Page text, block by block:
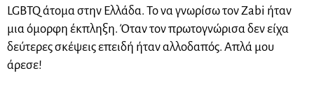
LGBTQ άτομα στην Ελλάδα. Το να γνωρίσω τον Zabi ήταν
μια όμορφη έκπληξη. Όταν τον πρωτογνώρισα δεν είχα
δεύτερες σκέψεις επειδή ήταν αλλοδαπός. Απλά μου
άρεσε!